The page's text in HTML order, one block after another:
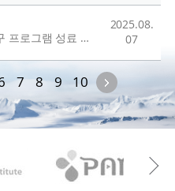
학생-교사 대상 극지과학탐구 프로그램 성료/ 극지연구소
2025.08.
07
7 8 9 10
Kopri